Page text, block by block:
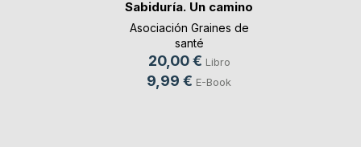
Sabiduría. Un camino
p(...)
Asociación Graines de
santé
20,00 € Libro
9,99 € E-Book